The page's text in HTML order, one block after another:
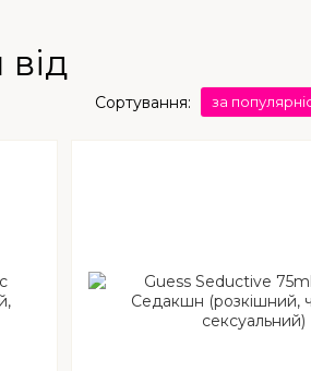
Сортування: за